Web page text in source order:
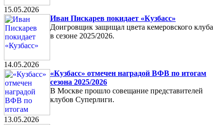
15.05.2026
Иван Пискарев покидает «Кузбасс»
Доигровщик защищал цвета кемеровского клуба
в сезоне 2025/2026.
14.05.2026
«Кузбасс» отмечен наградой ВФВ по итогам
сезона 2025/2026
В Москве прошло совещание представителей
клубов Суперлиги.
13.05.2026